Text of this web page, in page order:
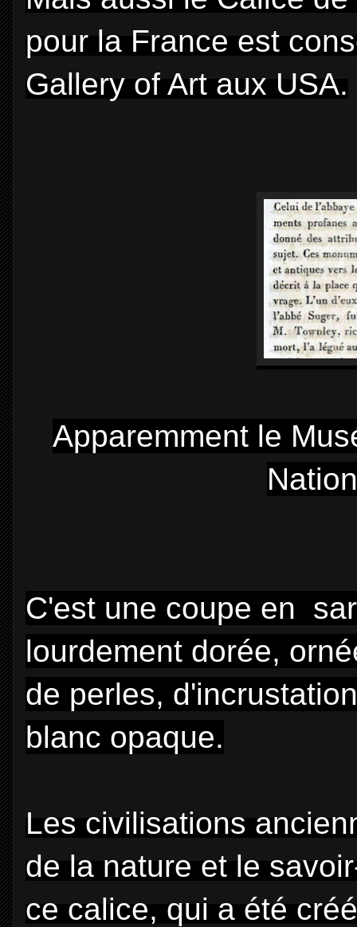
pour la France est
Gallery of Art aux USA.
Apparemment le
C'est une coupe en
lourdement dorée,
de perles,
blanc opaque.
Les civilisations
de la nature et le
ce calice, qui a été